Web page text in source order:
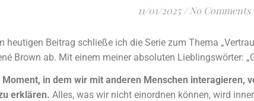
11/01/2025 / No Comments
heutigen Beitrag schließe ich die Serie zum Thema
Brown ab. Mit einem meiner absoluten Lieblingswörter:
Moment, in dem wir mit anderen Menschen interagieren,
erklären. Alles, was wir nicht einordnen können, wird